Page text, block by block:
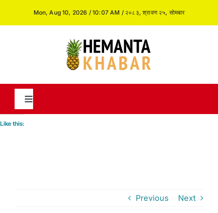
Mon, Aug 10, 2026 / 10:07 AM / २०८३, श्रावण २५, सोमबार
Toggle
Navigation
Like this:
Previous Next